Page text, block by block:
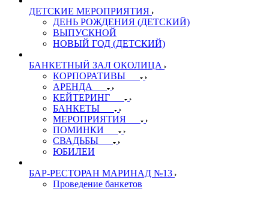
ДЕТСКИЕ МЕРОПРИЯТИЯ
ДЕНЬ РОЖДЕНИЯ (ДЕТСКИЙ)
ВЫПУСКНОЙ
НОВЫЙ ГОД (ДЕТСКИЙ)
БАНКЕТНЫЙ ЗАЛ ОКОЛИЦА
КОРПОРАТИВЫ
АРЕНДА
КЕЙТЕРИНГ
БАНКЕТЫ
МЕРОПРИЯТИЯ
ПОМИНКИ
СВАДЬБЫ
ЮБИЛЕИ
БАР-РЕСТОРАН МАРИНАД №13
Проведение банкетов